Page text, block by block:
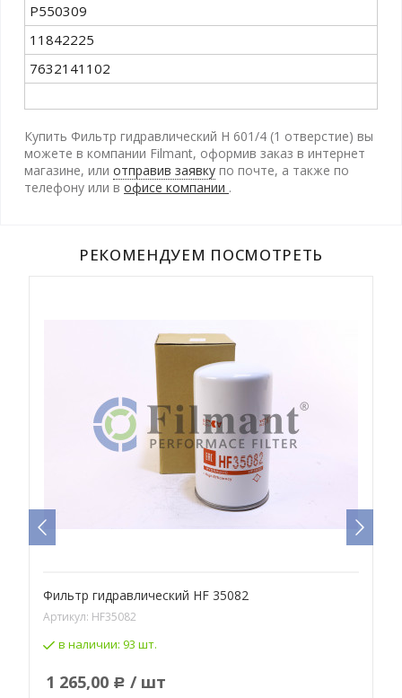
P550309
11842225
7632141102
Купить Фильтр гидравлический H 601/4 (1 отверстие) вы
можете в компании Filmant, оформив заказ в интернет
магазине, или отправив заявку по почте, а также по
телефону или в офисе компании .
РЕКОМЕНДУЕМ ПОСМОТРЕТЬ
Фильтр гидравлический HF 35082
Артикул: HF35082
в наличии: 93 шт.
1 265,00 Р / шт